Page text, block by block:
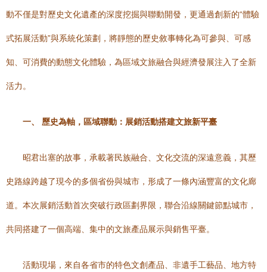
動不僅是對歷史文化遺產的深度挖掘與聯動開發，更通過創新的“體驗
式拓展活動”與系統化策劃，將靜態的歷史敘事轉化為可參與、可感
知、可消費的動態文化體驗，為區域文旅融合與經濟發展注入了全新
活力。
一、 歷史為軸，區域聯動：展銷活動搭建文旅新平臺
昭君出塞的故事，承載著民族融合、文化交流的深遠意義，其歷
史路線跨越了現今的多個省份與城市，形成了一條內涵豐富的文化廊
道。本次展銷活動首次突破行政區劃界限，聯合沿線關鍵節點城市，
共同搭建了一個高端、集中的文旅產品展示與銷售平臺。
活動現場，來自各省市的特色文創產品、非遺手工藝品、地方特